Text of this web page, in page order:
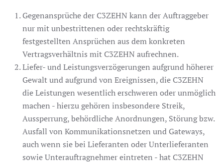
Gegenansprüche der C3ZEHN kann der Auftraggeber
nur mit unbestrittenen oder rechtskräftig
festgestellten Ansprüchen aus dem konkreten
Vertragsverhältnis mit C3ZEHN aufrechnen.
Liefer- und Leistungsverzögerungen aufgrund höherer
Gewalt und aufgrund von Ereignissen, die C3ZEHN
die Leistungen wesentlich erschweren oder unmöglich
machen - hierzu gehören insbesondere Streik,
Aussperrung, behördliche Anordnungen, Störung bzw.
Ausfall von Kommunikationsnetzen und Gateways,
auch wenn sie bei Lieferanten oder Unterlieferanten
sowie Unterauftragnehmer eintreten - hat C3ZEHN